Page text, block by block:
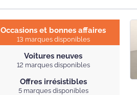
Occasions et bonnes affaires
13 marques disponibles
Voitures neuves
12 marques disponibles
Offres irrésistibles
5 marques disponibles